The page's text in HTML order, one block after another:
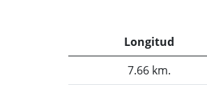
Longitud
7.66 km.